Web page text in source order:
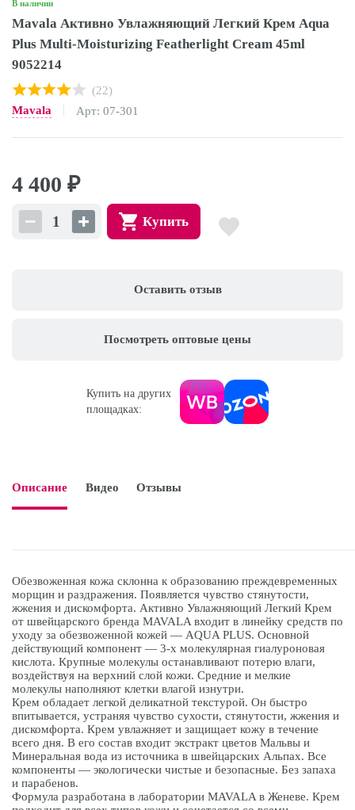
Оставить отзыв
Посмотреть оптовые цены
Купить на других
площадках:
В наличии
Mavala Активно Увлажняющий Легкий Крем Aqua
Plus Multi-Moisturizing Featherlight Cream 45ml
9052214
(22)
Mavala
Арт: 07-301
4 400 ₽
Купить
Описание Видео Отзывы
Обезвоженная кожа склонна к образованию преждевременных
морщин и раздражения. Появляется чувство стянутости,
жжения и дискомфорта. Активно Увлажняющий Легкий Крем
от швейцарского бренда MAVALA входит в линейку средств по
уходу за обезвоженной кожей — AQUA PLUS. Основной
действующий компонент — 3-х молекулярная гиалуроновая
кислота. Крупные молекулы останавливают потерю влаги,
воздействуя на верхний слой кожи. Средние и мелкие
молекулы наполняют клетки влагой изнутри.
Крем обладает легкой деликатной текстурой. Он быстро
впитывается, устраняя чувство сухости, стянутости, жжения и
дискомфорта. Крем увлажняет и защищает кожу в течение
всего дня. В его состав входит экстракт цветов Мальвы и
Минеральная вода из источника в швейцарских Альпах. Все
компоненты — экологически чистые и безопасные. Без запаха
и парабенов.
Формула разработана в лаборатории MAVALA в Женеве. Крем